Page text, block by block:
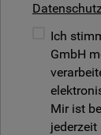
Ich
GmbH
Mir ist